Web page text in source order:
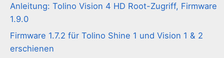
Anleitung: Tolino Vision 4 HD Root-Zugriff, Firmware
1.9.0
Firmware 1.7.2 für Tolino Shine 1 und Vision 1 & 2
erschienen